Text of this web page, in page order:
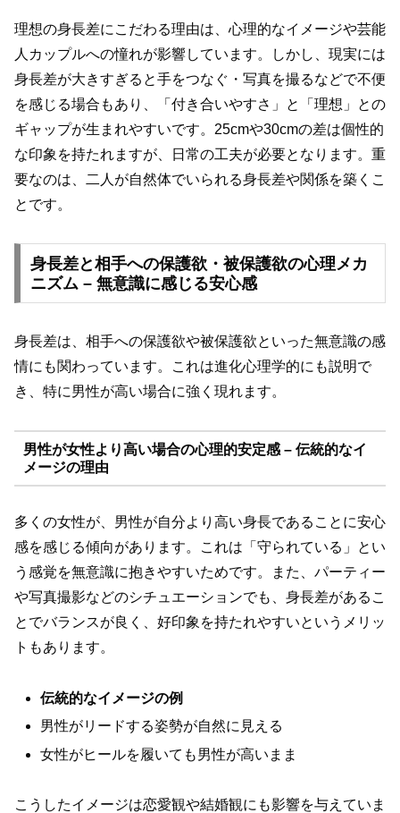
理想の身長差にこだわる理由は、心理的なイメージや芸能
人カップルへの憧れが影響しています。しかし、現実には
身長差が大きすぎると手をつなぐ・写真を撮るなどで不便
を感じる場合もあり、「付き合いやすさ」と「理想」との
ギャップが生まれやすいです。25cmや30cmの差は個性的
な印象を持たれますが、日常の工夫が必要となります。重
要なのは、二人が自然体でいられる身長差や関係を築くこ
とです。
身長差と相手への保護欲・被保護欲の心理メカ
ニズム – 無意識に感じる安心感
身長差は、相手への保護欲や被保護欲といった無意識の感
情にも関わっています。これは進化心理学的にも説明で
き、特に男性が高い場合に強く現れます。
男性が女性より高い場合の心理的安定感 – 伝統的なイ
メージの理由
多くの女性が、男性が自分より高い身長であることに安心
感を感じる傾向があります。これは「守られている」とい
う感覚を無意識に抱きやすいためです。また、パーティー
や写真撮影などのシチュエーションでも、身長差があるこ
とでバランスが良く、好印象を持たれやすいというメリッ
トもあります。
伝統的なイメージの例
男性がリードする姿勢が自然に見える
女性がヒールを履いても男性が高いまま
こうしたイメージは恋愛観や結婚観にも影響を与えていま